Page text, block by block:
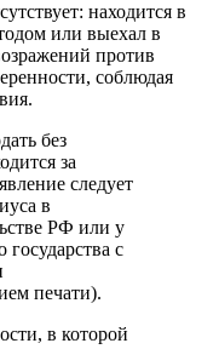
находится в
или выехал в
против
соблюдая
без
за
следует
в
РФ или у
с
печати).
в которой